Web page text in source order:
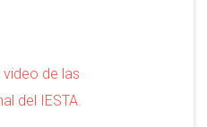
de las
del IESTA.